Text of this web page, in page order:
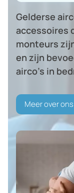
Gelderse
accessoires
monteurs
en zijn
airco's in
Meer over ons